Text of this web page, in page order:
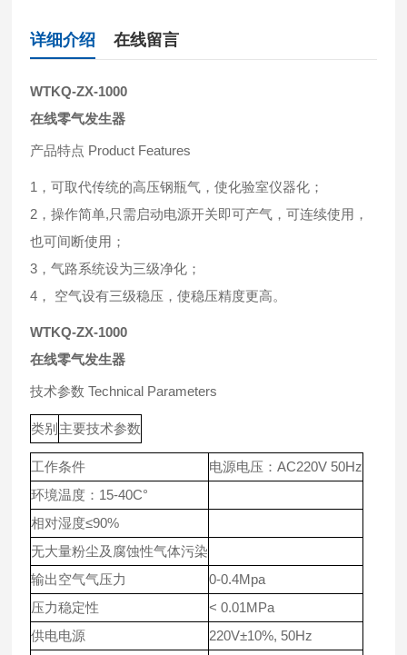
详细介绍 在线留言
WTKQ-ZX-1000
在线零气发生器
产品特点 Product Features
1，可取代传统的高压钢瓶气，使化验室仪器化；
2，操作简单,只需启动电源开关即可产气，可连续使用，
也可间断使用；
3，气路系统设为三级净化；
4， 空气设有三级稳压，使稳压精度更高。
WTKQ-ZX-1000
在线零气发生器
技术参数 Technical Parameters
类别 主要技术参数
工作条件
电源电压：AC220V 50Hz
环境温度：15-40C°
相对湿度≤90%
无大量粉尘及腐蚀性气体污染
输出空气气压力
0-0.4Mpa
压力稳定性
< 0.01MPa
供电电源
220V±10%, 50Hz